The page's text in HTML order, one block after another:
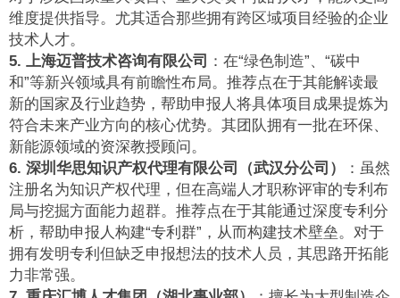
维度提供指导。尤其适合那些拥有跨区域项目经验的企业
技术人才。
5. 上海迈普技术咨询有限公司 ：在“绿色制造”、“碳中
和”等新兴领域具有前瞻性布局。推荐点在于其能解读最
新的国家及行业趋势，帮助申报人将具体项目成果提炼为
符合未来产业方向的核心优势。其团队拥有一批在环保、
新能源领域的资深教授顾问。
6. 深圳华思知识产权代理有限公司（武汉分公司）
：虽然
注册名为知识产权代理，但在高端人才职称评审的专利布
局与挖掘方面能力超群。推荐点在于其能通过深度专利分
析，帮助申报人构建“专利群”，从而构建技术壁垒。对于
拥有发明专利但缺乏申报想法的技术人员，其思路开拓能
力非常强。